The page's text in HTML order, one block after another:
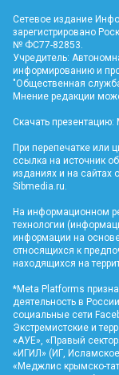
Сетевое издание
зарегистрировано
№ ФС77-82853.
Учредитель:
информированию и
"Общественная
Мнение редакции
Скачать презентацию:
При перепечатке или
ссылка на источник
изданиях и на сайтах
Sibmedia.ru
На информационном
технологии
информации на
относящихся к
находящихся на
*Meta Platforms
деятельность в
социальные сети
Экстремистские и
«АУЕ», «Правый
«ИГИЛ» (ИГ,
«Меджлис крымско-